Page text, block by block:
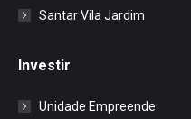
Santar Vila Jardim
Investir
Unidade Empreende